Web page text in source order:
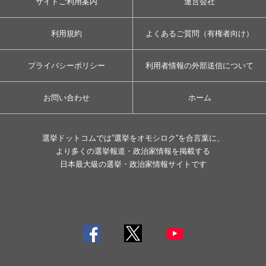
利用規約 よくあるご質問（有権者向け）
プライバシーポリシー 利用者情報の外部送信について
お問い合わせ ホーム
選挙ドットコムでは”選挙をオモシロク”を合言葉に、
より多くの選挙報道・政治家情報を掲載する
日本最大級の選挙・政治家情報サイトです